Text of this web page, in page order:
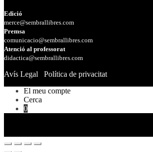
Edició
merce@sembrallibres.com
Premsa
comunicacio@sembrallibres.com
Atenció al professorat
didactica@sembrallibres.com
Avís Legal
Política de privacitat
El meu compte
Cerca
0